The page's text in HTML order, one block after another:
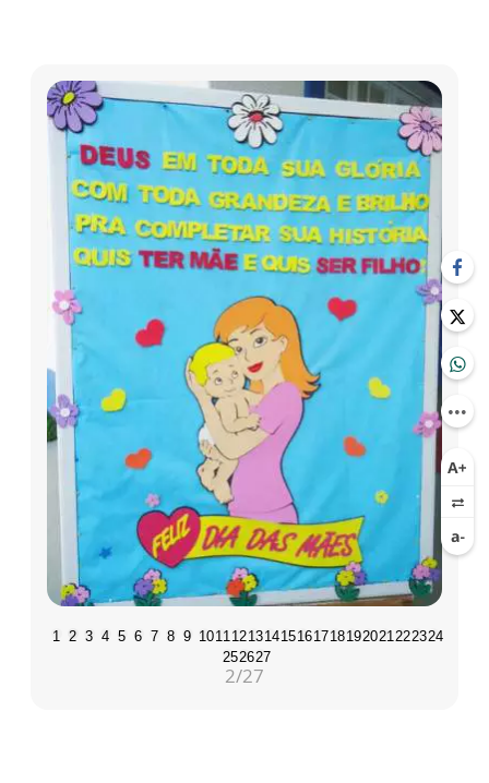
1 2 3 4 5 6 7 8 9 101112131415161718192021222324
252627
2/27